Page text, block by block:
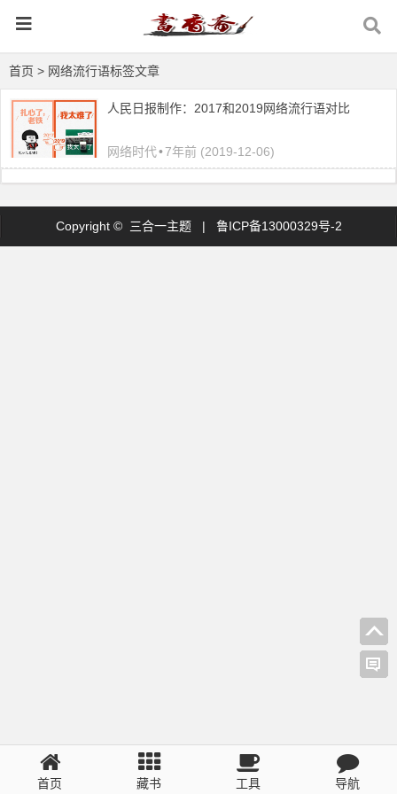
首页 > 网络流行语标签文章
人民日报制作：2017和2019网络流行语对比
网络时代•7年前 (2019-12-06)
Copyright © 三合一主题 | 鲁ICP备13000329号-2
首页 藏书 工具 导航